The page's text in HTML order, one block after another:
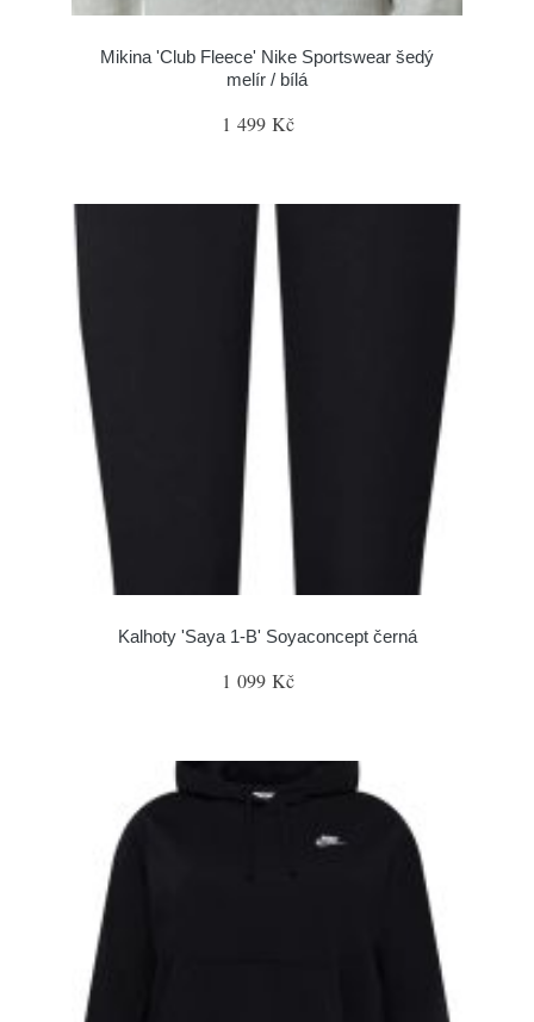
Mikina 'Club Fleece' Nike Sportswear šedý
melír / bílá
1 499 Kč
Kalhoty 'Saya 1-B' Soyaconcept černá
1 099 Kč